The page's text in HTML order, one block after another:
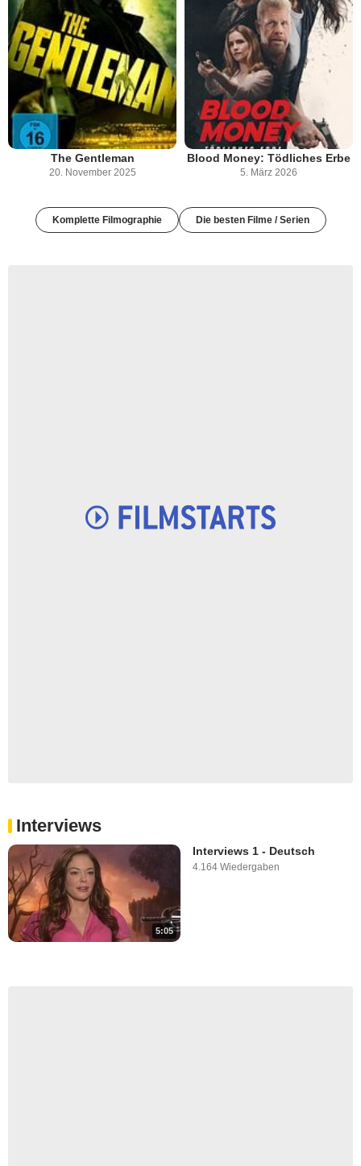
The Gentleman
20. November 2025
Blood Money: Tödliches Erbe
5. März 2026
Komplette Filmographie Die besten Filme / Serien
Interviews
5:05
Interviews 1 - Deutsch
4.164 Wiedergaben